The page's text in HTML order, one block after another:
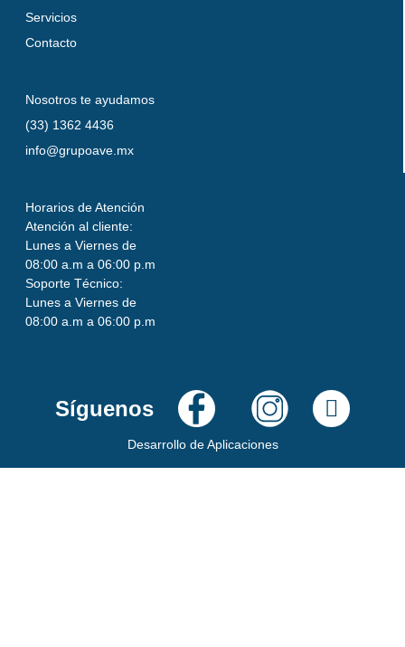
Servicios
Contacto
Nosotros te ayudamos
(33) 1362 4436
info@grupoave.mx
Horarios de Atención
Atención al cliente:
Lunes a Viernes de
08:00 a.m a 06:00 p.m
Soporte Técnico:
Lunes a Viernes de
08:00 a.m a 06:00 p.m
Síguenos
Desarrollo de Aplicaciones